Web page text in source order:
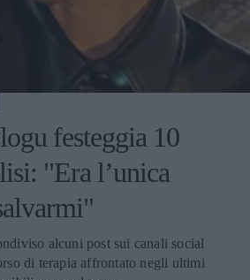
festeggia 10
"Era l’unica
alcuni post sui canali social
di terapia affrontato negli ultimi